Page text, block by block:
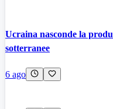
Ucraina nasconde la
sotterranee
6 ago